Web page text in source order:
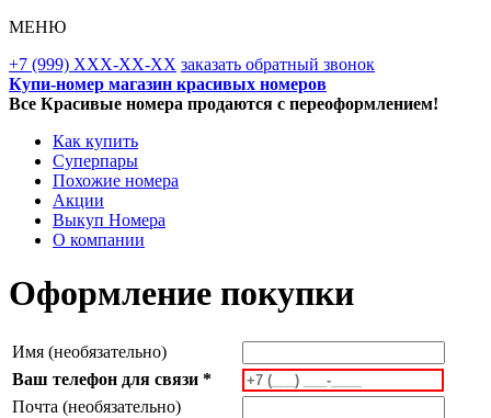
МЕНЮ
+7 (999) XXX-XX-XX заказать обратный звонок
Купи-номер магазин красивых номеров
Все Красивые номера продаются с переоформлением!
Как купить
Суперпары
Похожие номера
Акции
Выкуп Номера
О компании
Оформление покупки
Имя (необязательно)
Ваш телефон для связи *
Почта (необязательно)